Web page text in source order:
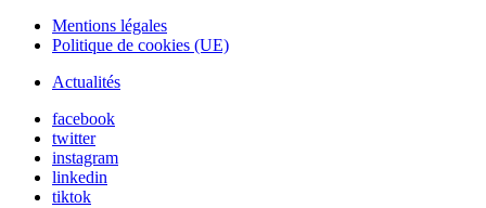
Mentions légales
Politique de cookies (UE)
Actualités
facebook
twitter
instagram
linkedin
tiktok